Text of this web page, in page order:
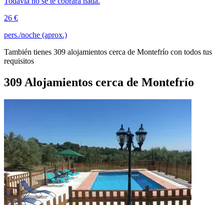
26 €
pers./noche (aprox.)
También tienes 309 alojamientos cerca de Montefrío con todos tus
requisitos
309 Alojamientos cerca de Montefrío